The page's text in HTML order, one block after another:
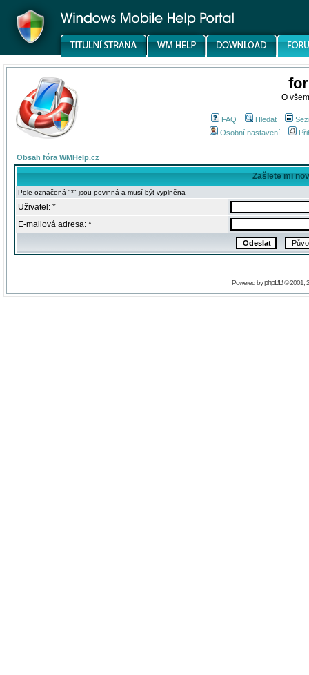
O
FAQ Hledat
Osobní nastavení
Obsah fóra WMHelp.cz
Zašlete mi
Pole označená "*" jsou povinná a musí být vyplněna
Uživatel: *
E-mailová adresa: *
Powered byphpBB© 2001,